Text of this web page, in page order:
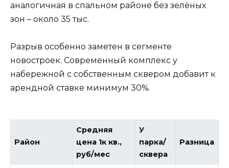
аналогичная в спальном районе без зелёных
зон – около 35 тыс.
Разрыв особенно заметен в сегменте
новостроек. Современный комплекс у
набережной с собственным сквером добавит к
арендной ставке минимум 30%.
Район
Средняя
цена 1к кв.,
руб/мес
У
парка/
сквера
Разница